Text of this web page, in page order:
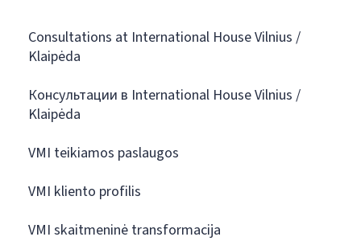
Consultations at International House Vilnius /
Klaipėda
Консультации в International House Vilnius /
Klaipėda
VMI teikiamos paslaugos
VMI kliento profilis
VMI skaitmeninė transformacija